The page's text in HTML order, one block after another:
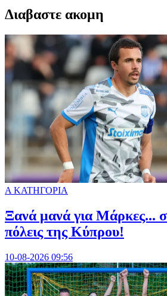
Διαβαστε ακομη
Α ΚΑΤΗΓΟΡΙΑ
Ξανά μανά για Μάρκες...
πόλεις της Κύπρου!
10-08-2026 09:56